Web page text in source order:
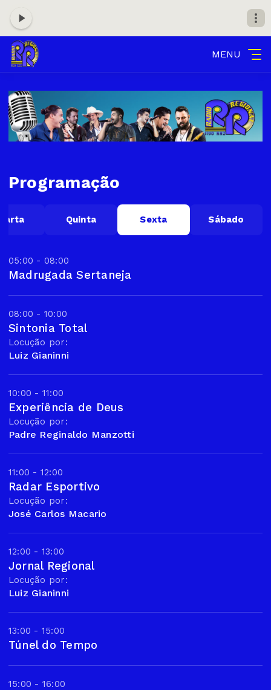
MENU
Programação
Quinta Sexta Sábado
05:00 - 08:00
Madrugada Sertaneja
08:00 - 10:00
Sintonia Total
Locução por:
Luiz Gianinni
10:00 - 11:00
Experiência de Deus
Locução por:
Padre Reginaldo Manzotti
11:00 - 12:00
Radar Esportivo
Locução por:
José Carlos Macario
12:00 - 13:00
Jornal Regional
Locução por:
Luiz Gianinni
13:00 - 15:00
Túnel do Tempo
15:00 - 16:00